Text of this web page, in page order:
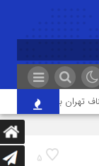
برگزار شد
5